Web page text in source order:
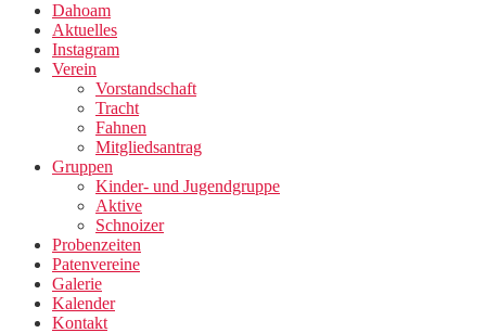
Dahoam
Aktuelles
Instagram
Verein
Vorstandschaft
Tracht
Fahnen
Mitgliedsantrag
Gruppen
Kinder- und Jugendgruppe
Aktive
Schnoizer
Probenzeiten
Patenvereine
Galerie
Kalender
Kontakt